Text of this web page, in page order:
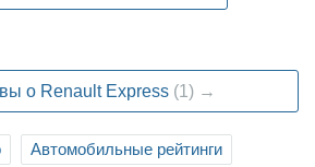
о Renault Express (1) →
Автомобильные рейтинги